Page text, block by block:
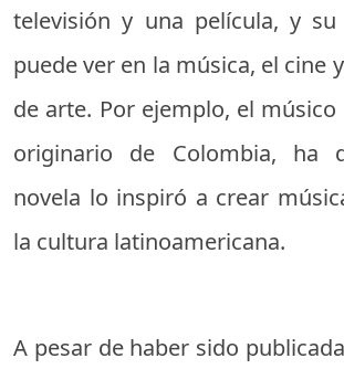
televisión y una película, y
puede ver en la música, el cine
de arte. Por ejemplo, el músico
originario de Colombia, ha
novela lo inspiró a crear
la cultura latinoamericana.
A pesar de haber sido